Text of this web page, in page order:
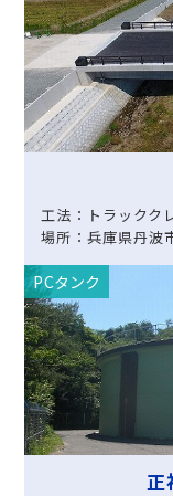
工法：トラックク
場所：兵庫県丹波
PCタンク
正